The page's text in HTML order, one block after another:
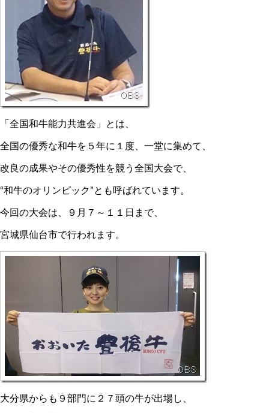
「全国和牛能力共進会」とは、
全国の優秀な和牛を５年に１度、一堂に集めて、
改良の成果やその優秀性を競う全国大会で、
“和牛のオリンピック”とも呼ばれています。
今回の大会は、９月７～１１日まで、
宮城県仙台市で行われます。
大分県からも９部門に２７頭の牛が出場し、